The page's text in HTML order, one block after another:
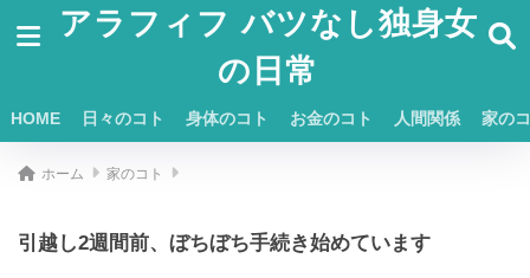
アラフィフ バツなし独身女
の日常
HOME 日々のコト 身体のコト お金のコト 人間関係 家の
ホーム 家のコト
引越し2週間前、ぼちぼち手続き始めています